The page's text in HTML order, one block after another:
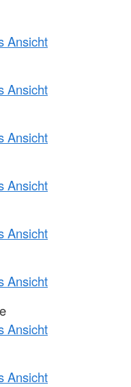
Ansicht
Ansicht
Ansicht
Ansicht
Ansicht
Ansicht
Ansicht
Ansicht